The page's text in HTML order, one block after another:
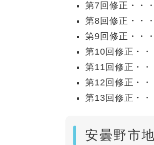
第7回修正・・
第8回修正・・
第9回修正・・
第10回修正・
第11回修正・
第12回修正・
第13回修正・
安曇野市